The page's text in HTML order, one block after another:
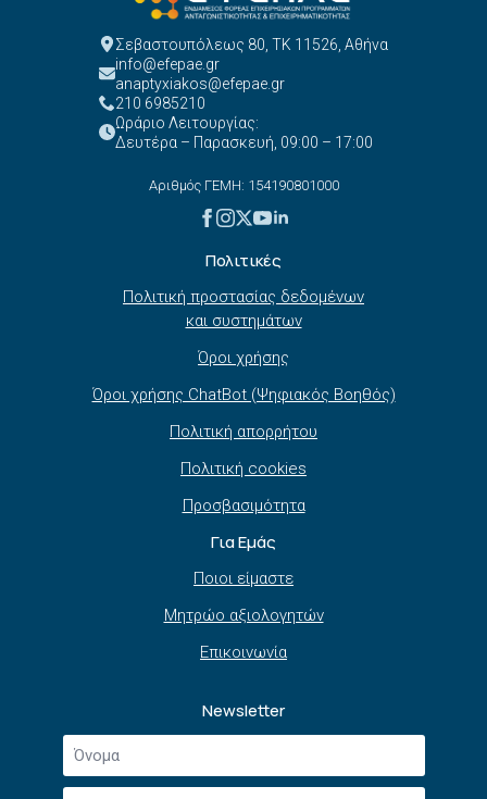
Σεβαστουπόλεως 80, ΤΚ 11526, Αθήνα
info@efepae.gr
anaptyxiakos@efepae.gr
210 6985210
Ωράριο Λειτουργίας:
Δευτέρα – Παρασκευή, 09:00 – 17:00
Αριθμός ΓΕΜΗ: 154190801000
Πολιτικές
Πολιτική προστασίας δεδομένων
και συστημάτων
Όροι χρήσης
Όροι χρήσης ChatBot (Ψηφιακός Βοηθός)
Πολιτική απορρήτου
Πολιτική cookies
Προσβασιμότητα
Για Εμάς
Ποιοι είμαστε
Μητρώο αξιολογητών
Επικοινωνία
Newsletter
Όνομα
Επώνυμο